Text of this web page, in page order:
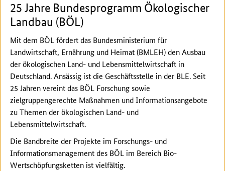
25 Jahre Bundesprogramm Ökologischer
Landbau (BÖL)
Mit dem BÖL fördert das Bundesministerium für
Landwirtschaft, Ernährung und Heimat (BMLEH) den Ausbau
der ökologischen Land- und Lebensmittelwirtschaft in
Deutschland. Ansässig ist die Geschäftsstelle in der BLE. Seit
25 Jahren vereint das BÖL Forschung sowie
zielgruppengerechte Maßnahmen und Informationsangebote
zu Themen der ökologischen Land- und
Lebensmittelwirtschaft.
Die Bandbreite der Projekte im Forschungs- und
Informationsmanagement des BÖL im Bereich Bio-
Wertschöpfungsketten ist vielfältig.